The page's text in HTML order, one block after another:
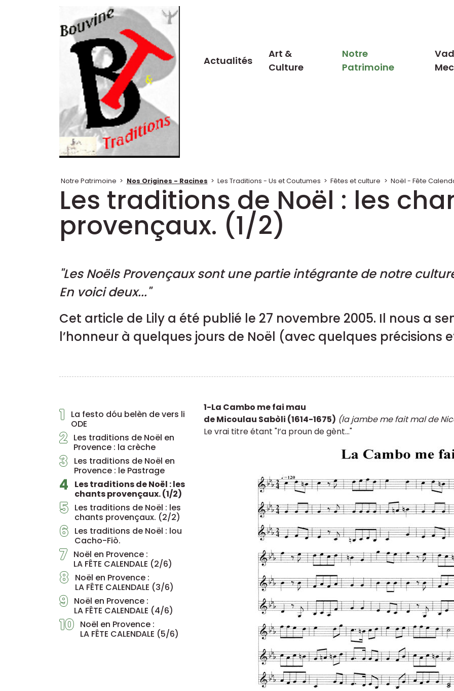
Actualités
Art &
Culture
Notre
Patrimoine
Notre Patrimoine > Nos Origines - Racines > Les Traditions - Us et Coutumes > Fêtes et culture > Noël - Fête
Les traditions de Noël : les
provençaux. (1/2)
"Les Noëls Provençaux sont une partie intégrante de notre
En voici deux..."
Cet article de Lily a été publié le 27 novembre 2005. Il nous a
l’honneur à quelques jours de Noël (avec quelques précisions
1
La festo dóu belèn de vers li
ODE
2 Les traditions de Noël en
Provence : la crèche
3
Les traditions de Noël en
Provence : le Pastrage
4
Les traditions de Noël : les
chants provençaux. (1/2)
5 Les traditions de Noël : les
chants provençaux. (2/2)
6 Les traditions de Noël : lou
Cacho-Fiò.
7 Noël en Provence :
LA FÊTE CALENDALE (2/6)
8
Noël en Provence :
LA FÊTE CALENDALE (3/6)
9 Noël en Provence :
LA FÊTE CALENDALE (4/6)
10 Noël en Provence :
LA FÊTE CALENDALE (5/6)
1-La Cambo me fai mau
de Micoulau Sabòli (1614-1675) (la jambe me fait mal de
Le vrai titre étant "I’a proun de gènt..."